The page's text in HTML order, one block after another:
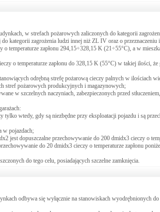
w strefach pożarowych zaliczonych do kategorii
kategorii zagrożenia ludzi innej niż ZL IV oraz o
o temperaturze zapłonu 294,15÷328,15 K (21÷55°C), a w
o temperaturze zapłonu do 328,15 K (55°C) w takiej ilości,
odrębną strefę pożarową cieczy palnych w ilościach
stref pożarowych produkcyjnych i magazynowych;
w szczelnych naczyniach, zabezpieczonych przed
wtedy, gdy są niezbędne przy eksploatacji pojazdu i są
w pojazdach;
jest dopuszczalne przechowywanie do 200 dmidx3 cieczy o
do 20 dmidx3 cieczy o temperaturze zapłonu
do tego celu, posiadających szczelne zamknięcia.
odbywa się wyłącznie na stanowiskach wyodrębnionych